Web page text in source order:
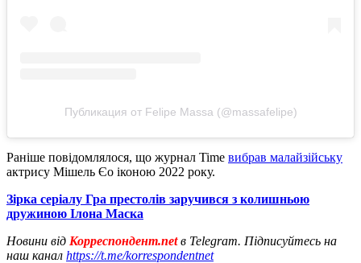
Публикация от Felipe Massa (@massafelipe)
Раніше повідомлялося, що журнал Time вибрав малайзійську
актрису Мішель Єо іконою 2022 року.
Зірка серіалу Гра престолів заручився з колишньою
дружиною Ілона Маска
Новини від Корреспондент.netв Telegram. Підписуйтесь на
наш канал https://t.me/korrespondentnet